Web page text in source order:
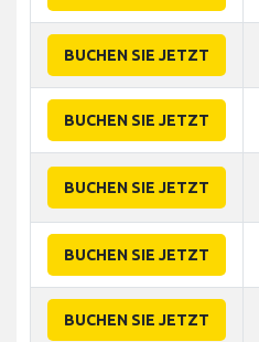
BUCHEN SIE JETZT
BUCHEN SIE JETZT
BUCHEN SIE JETZT
BUCHEN SIE JETZT
BUCHEN SIE JETZT